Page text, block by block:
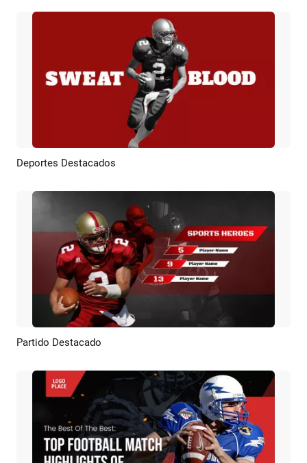
Previsualizar
Deportes Destacados
Previsualizar
Partido Destacado